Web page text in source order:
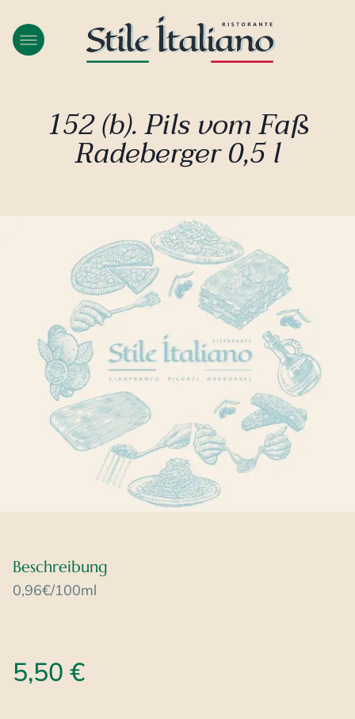
152 (b). Pils vom Faß
Radeberger 0,5 l
Beschreibung
0,96€/100ml
5,50 €